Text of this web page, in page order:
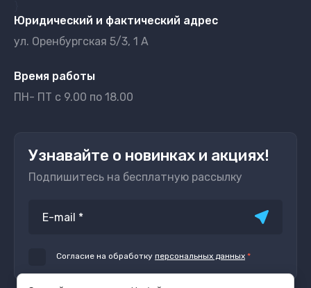
Юридический и фактический адрес
ул. Оренбургская 5/3, 1 А
Время работы
ПН- ПТ с 9.00 по 18.00
Узнавайте о новинках и акциях!
Подпишитесь на бесплатную рассылку
Согласие на обработку персональных данных *